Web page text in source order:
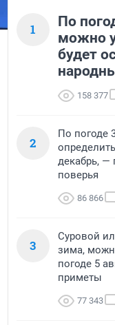
1
По
можно
будет
158 377
2
По погоде
декабрь, —
поверья
86 866
3
Суровой
зима,
погоде 5
приметы
77 343